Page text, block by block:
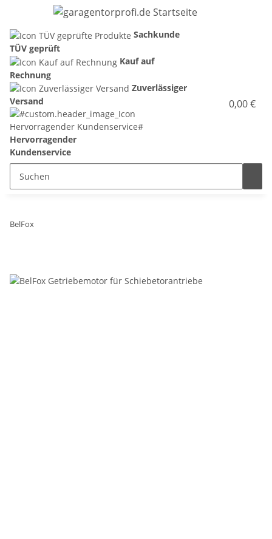
Sachkunde
TÜV geprüft
Kauf auf
Rechnung
Zuverlässiger
Versand
Hervorragender
Kundenservice
0,00 €
BelFox